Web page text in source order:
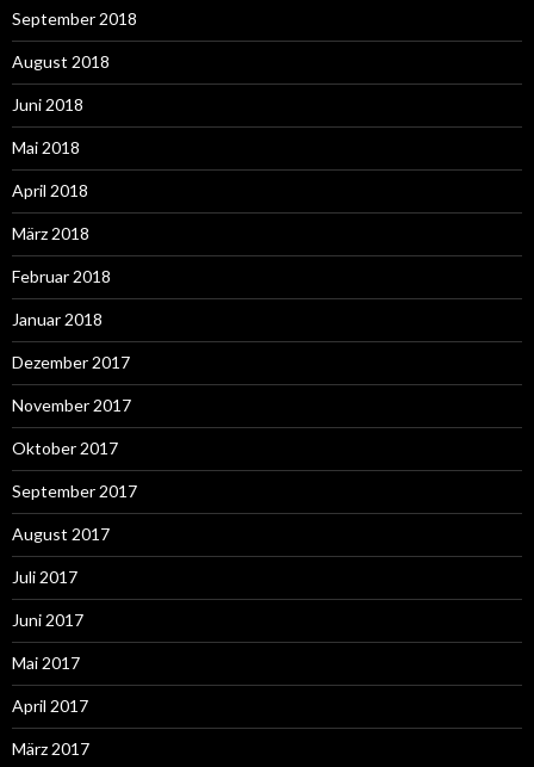
September 2018
August 2018
Juni 2018
Mai 2018
April 2018
März 2018
Februar 2018
Januar 2018
Dezember 2017
November 2017
Oktober 2017
September 2017
August 2017
Juli 2017
Juni 2017
Mai 2017
April 2017
März 2017